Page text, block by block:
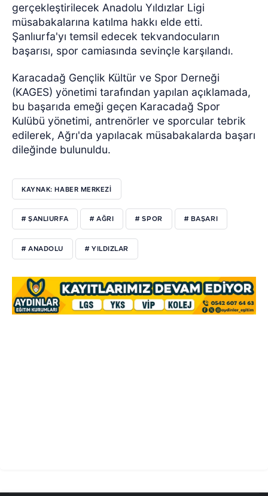
gerçekleştirilecek Anadolu Yıldızlar Ligi
müsabakalarına katılma hakkı elde etti.
Şanlıurfa'yı temsil edecek tekvandocuların
başarısı, spor camiasında sevinçle karşılandı.
Karacadağ Gençlik Kültür ve Spor Derneği
(KAGES) yönetimi tarafından yapılan açıklamada,
bu başarıda emeği geçen Karacadağ Spor
Kulübü yönetimi, antrenörler ve sporcular tebrik
edilerek, Ağrı'da yapılacak müsabakalarda başarı
dileğinde bulunuldu.
KAYNAK: HABER MERKEZİ
# ŞANLIURFA # AĞRI # SPOR # BAŞARI
# ANADOLU # YILDIZLAR